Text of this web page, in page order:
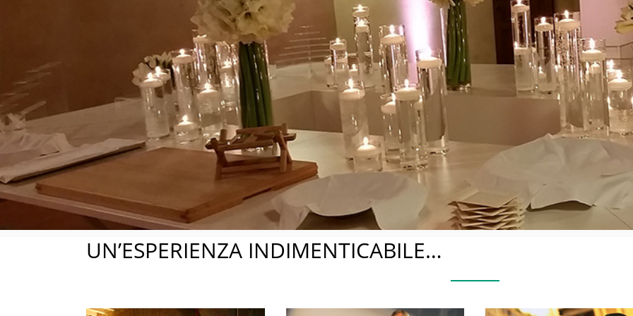
Sposarsi al
Cerimonie e meeting in una location di pregio
UN’ESPERIENZA INDIMENTICABILE…